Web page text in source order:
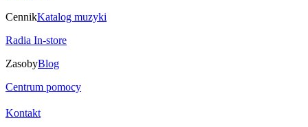
CennikKatalog muzyki
Radia In-store
ZasobyBlog
Centrum pomocy
Kontakt